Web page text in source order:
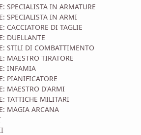
SPECIALISTA IN ARMATURE
SPECIALISTA IN ARMI
CACCIATORE DI TAGLIE
DUELLANTE
STILI DI COMBATTIMENTO
MAESTRO TIRATORE
INFAMIA
PIANIFICATORE
MAESTRO D'ARMI
TATTICHE MILITARI
MAGIA ARCANA